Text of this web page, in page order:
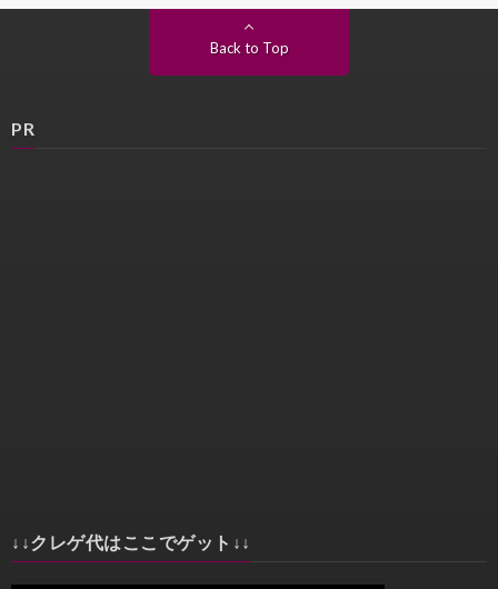
Back to Top
PR
↓↓クレゲ代はここでゲット↓↓